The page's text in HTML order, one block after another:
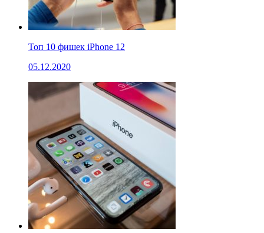
Топ 10 фишек iPhone 12
05.12.2020